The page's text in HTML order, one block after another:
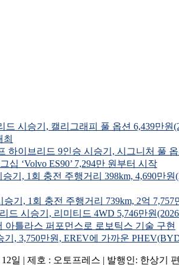
시승기, 캘리그래피 풀 옵션 6,439만원
최
이브리드 9인승 시승기, 시그니처 풀
‘Volvo ES90’ 7,294만 원부터 시작
, 1회 충전 주행거리 398km, 4,690만원
, 1회 충전 주행거리 739km, 2억 7,757
시승기, 리미티드 4WD 5,746만원
틀라스 퍼포먼스로 로보틱스 기술 구현
, 3,750만원, EREV에 가까운
일 | 제호 : 오토프레스 | 발행인: 한상기